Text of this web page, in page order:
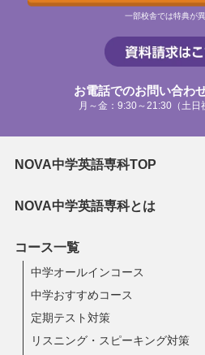
一部校舎では特典が
お電話でのお問い合わ
月～金：9:30～21:30（土日
NOVA中学英語専科TOP
NOVA中学英語専科とは
コース一覧
中学オールインコース
中学おすすめコース
定期テスト対策
リスニング・スピーキング対策